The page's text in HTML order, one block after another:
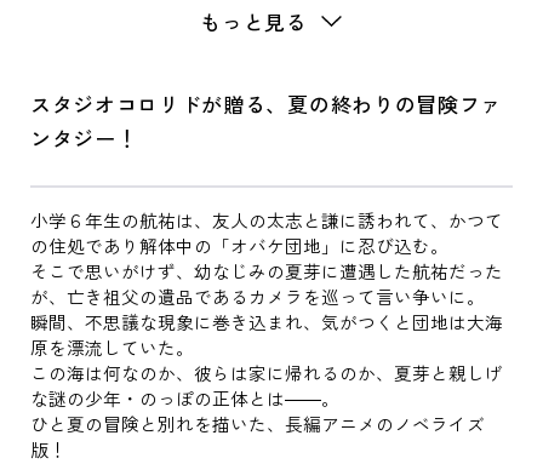
もっと見る
スタジオコロリドが贈る、夏の終わりの冒険ファ
ンタジー！
小学６年生の航祐は、友人の太志と謙に誘われて、かつて
の住処であり解体中の「オバケ団地」に忍び込む。
そこで思いがけず、幼なじみの夏芽に遭遇した航祐だった
が、亡き祖父の遺品であるカメラを巡って言い争いに。
瞬間、不思議な現象に巻き込まれ、気がつくと団地は大海
原を漂流していた。
この海は何なのか、彼らは家に帰れるのか、夏芽と親しげ
な謎の少年・のっぽの正体とは――。
ひと夏の冒険と別れを描いた、長編アニメのノベライズ
版！